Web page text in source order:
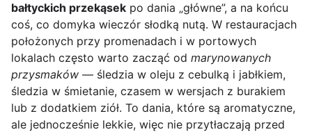
bałtyckich przekąsek po dania „główne”, a na końcu
coś, co domyka wieczór słodką nutą. W restauracjach
położonych przy promenadach i w portowych
lokalach często warto zacząć od marynowanych
przysmaków — śledzia w oleju z cebulką i jabłkiem,
śledzia w śmietanie, czasem w wersjach z burakiem
lub z dodatkiem ziół. To dania, które są aromatyczne,
ale jednocześnie lekkie, więc nie przytłaczają przed